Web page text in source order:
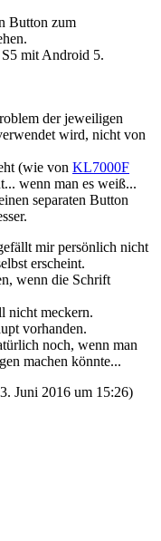
Button zum
mit Android 5.
der jeweiligen
wird, nicht von
(wie von KL7000F
wenn man es weiß...
separaten Button
mir persönlich nicht
erscheint.
wenn die Schrift
nicht meckern.
vorhanden.
noch, wenn man
machen könnte...
Juni 2016 um 15:26)